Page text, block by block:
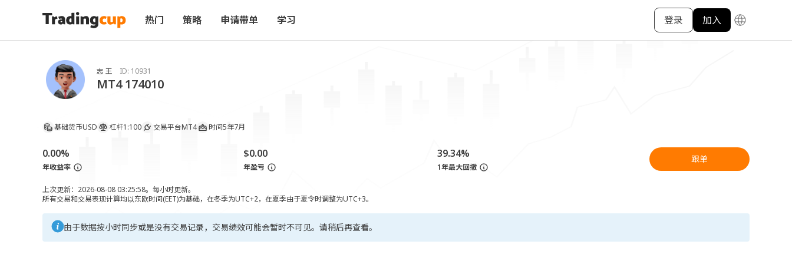
热门 策略 申请带单 学习 登录 加入
志 王 ID: 10931
MT4 174010
基础货币USD 杠杆1:100 交易平台MT4 时间5年7月
0.00%
年收益率
$0.00
年盈亏
39.34%
1年最大回撤
跟单
上次更新：2026-08-08 03:25:58。每小时更新。
所有交易和交易表现计算均以东欧时间(EET)为基础，在冬季为UTC+2，在夏季由于夏令时调整为UTC+3。
由于数据按小时同步或是没有交易记录，交易绩效可能会暂时不可见。请稍后再查看。